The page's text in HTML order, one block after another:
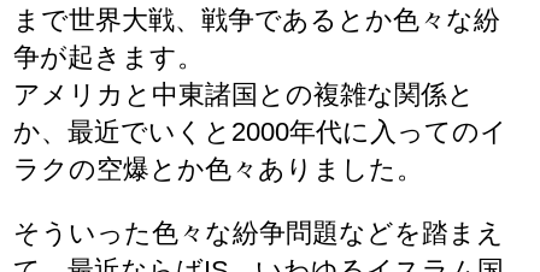
まで世界大戦、戦争であるとか色々な紛
争が起きます。
アメリカと中東諸国との複雑な関係と
か、最近でいくと2000年代に入ってのイ
ラクの空爆とか色々ありました。
そういった色々な紛争問題などを踏まえ